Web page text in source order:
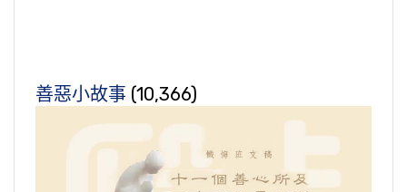
善惡小故事 (10,366)